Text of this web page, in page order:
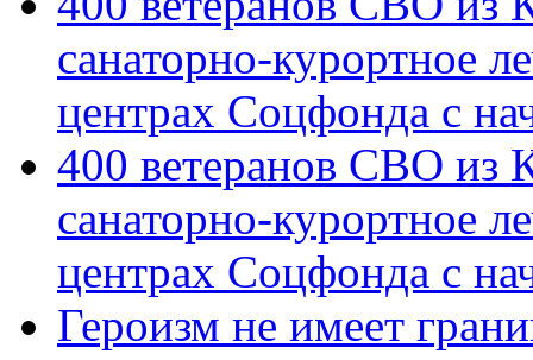
санаторно-курортное
центрах Соцфонда с
400 ветеранов СВО из
санаторно-курортное
центрах Соцфонда с
Героизм не имеет